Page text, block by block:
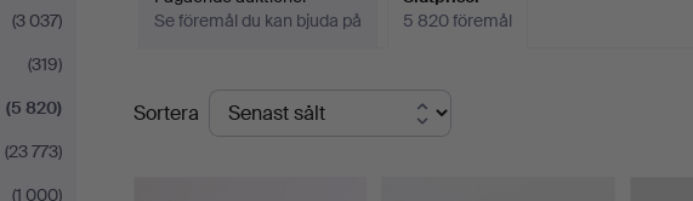
(3 037)
(319)
(5 820)
(23 773)
(1 000)
Se föremål du kan bjuda på
5 820 föremål
Slutpriser
Sortera